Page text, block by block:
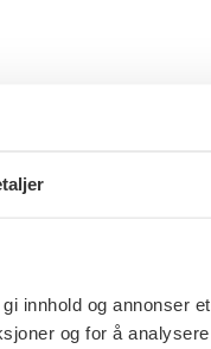
innhold og annonser
og for å
og Telemark
med og sett av